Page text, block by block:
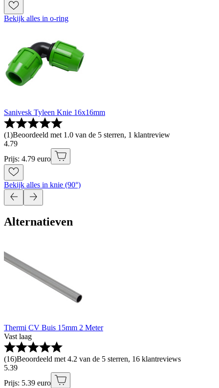
Bekijk alles in o-ring
Sanivesk Tyleen Knie 16x16mm
(1)Beoordeeld met 1.0 van de 5 sterren, 1 klantreview
4.79
Prijs: 4.79 euro
Bekijk alles in knie (90°)
Alternatieven
Thermi CV Buis 15mm 2 Meter
Vast laag
(16)Beoordeeld met 4.2 van de 5 sterren, 16 klantreviews
5.39
Prijs: 5.39 euro